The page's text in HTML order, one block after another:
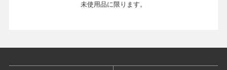
定商取引法に基づく表示
未使用品に限ります。